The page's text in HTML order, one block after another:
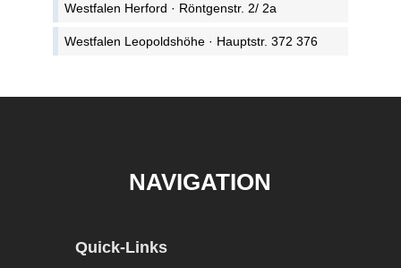
Westfalen Herford · Röntgenstr. 2/ 2a
Westfalen Leopoldshöhe · Hauptstr. 372 376
NAVIGATION
Quick-Links